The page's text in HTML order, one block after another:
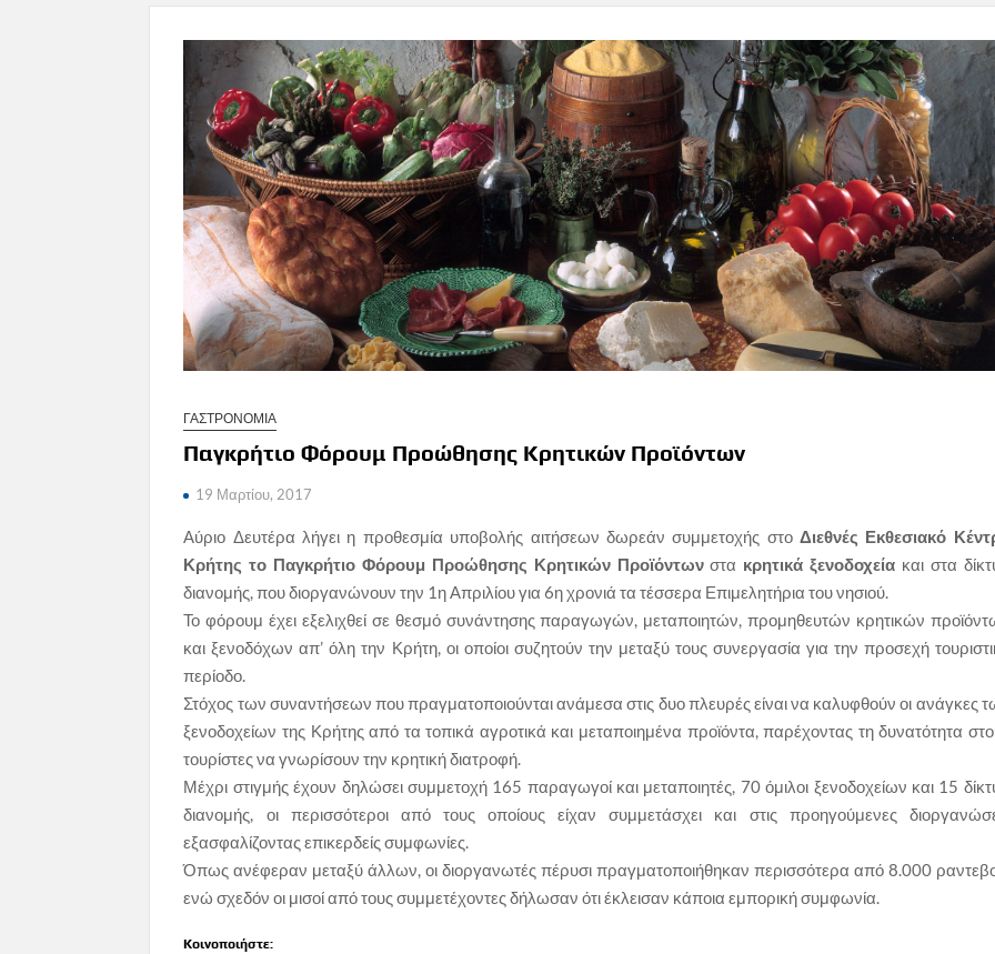
ΓΑΣΤΡΟΝΟΜΙΑ
Παγκρήτιο Φόρουμ Προώθησης Κρητικών Προϊόντων
19 Μαρτίου, 2017
Αύριο Δευτέρα λήγει η προθεσμία υποβολής αιτήσεων δωρεάν συμμετοχής στοΔιεθνές Εκθεσιακό
Κρήτης το Παγκρήτιο Φόρουμ Προώθησης Κρητικών Προϊόντωνστα κρητικά ξενοδοχεία και στα
διανομής, που διοργανώνουν την 1η Απριλίου για 6η χρονιά τα τέσσερα Επιμελητήρια του νησιού.
Το φόρουμ έχει εξελιχθεί σε θεσμό συνάντησης παραγωγών, μεταποιητών, προμηθευτών κρητικών
και ξενοδόχων απ’ όλη την Κρήτη, οι οποίοι συζητούν την μεταξύ τους συνεργασία για την προσεχή
περίοδο.
Στόχος των συναντήσεων που πραγματοποιούνται ανάμεσα στις δυο πλευρές είναι να καλυφθούν οι ανάγκες
ξενοδοχείων της Κρήτης από τα τοπικά αγροτικά και μεταποιημένα προϊόντα, παρέχοντας τη δυνατότητα
τουρίστες να γνωρίσουν την κρητική διατροφή.
Μέχρι στιγμής έχουν δηλώσει συμμετοχή 165 παραγωγοί και μεταποιητές, 70 όμιλοι ξενοδοχείων και 15
διανομής, οι περισσότεροι από τους οποίους είχαν συμμετάσχει και στις προηγούμενες
εξασφαλίζοντας επικερδείς συμφωνίες.
Όπως ανέφεραν μεταξύ άλλων, οι διοργανωτές πέρυσι πραγματοποιήθηκαν περισσότερα από 8.000
ενώ σχεδόν οι μισοί από τους συμμετέχοντες δήλωσαν ότι έκλεισαν κάποια εμπορική συμφωνία.
Κοινοποιήστε: